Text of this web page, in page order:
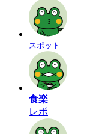
スポット
食楽
レポ